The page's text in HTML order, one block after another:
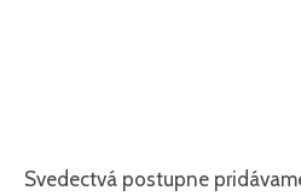
Svedectvá postupne